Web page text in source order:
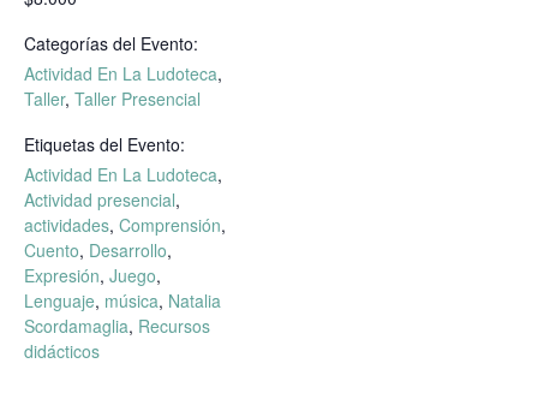
Categorías del Evento:
Actividad En La Ludoteca,
Taller, Taller Presencial
Etiquetas del Evento:
Actividad En La Ludoteca,
Actividad presencial,
actividades, Comprensión,
Cuento, Desarrollo,
Expresión, Juego,
Lenguaje, música, Natalia
Scordamaglia, Recursos
didácticos